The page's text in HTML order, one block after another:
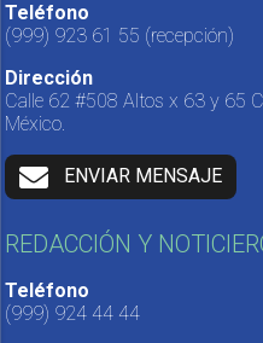
Teléfono
(999) 923 61 55 (recepción)
Dirección
Calle 62 #508 Altos x 63 y 65
México.
ENVIAR MENSAJE
REDACCIÓN Y
Teléfono
(999) 924 44 44